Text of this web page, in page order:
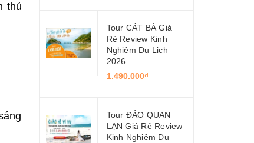
thủ
Tour CÁT BÀ Giá
Rẻ Review Kinh
Nghiệm Du Lịch
2026
1.490.000₫
Tour ĐẢO QUAN
LẠN Giá Rẻ Review
Kinh Nghiệm Du